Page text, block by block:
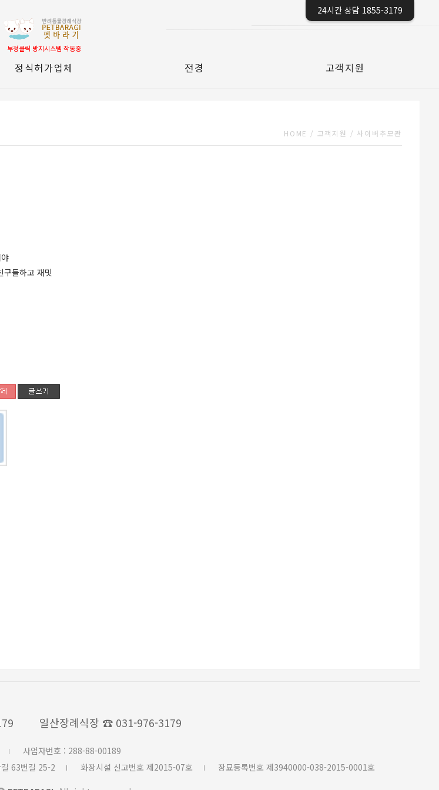
부정클릭 방지시스템 작동중
24시간 상담 1855-3179
정식허가업체 전경 고객지원
HOME / 고객지원 /사이버추모관
구들하고 재밋
일산장례식장 ☎ 031-976-3179
사업자번호 : 288-88-00189
63번길 25-2 화장시설 신고번호 제2015-07호 장묘등록번호 제3940000-038-2015-0001호